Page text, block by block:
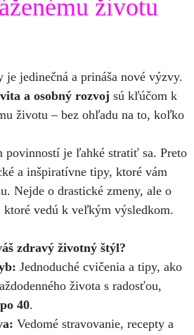
životu
je jedinečná a prináša nové výzvy.
a osobný rozvoj sú kľúčom k
životu – bez ohľadu na to, koľko
povinností je ľahké stratiť sa. Preto
a inšpiratívne tipy, ktoré vám
Nejde o drastické zmeny, ale o
vedú k veľkým výsledkom.
zdravý životný štýl?
Jednoduché cvičenia a tipy, ako
života s radosťou,
40.
Vedomé stravovanie, recepty a